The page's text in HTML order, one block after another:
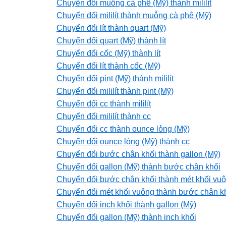
Chuyển đổi muỗng cà phê (Mỹ) thành mililít
Chuyển đổi mililít thành muỗng cà phê (Mỹ)
Chuyển đổi lít thành quart (Mỹ)
Chuyển đổi quart (Mỹ) thành lít
Chuyển đổi cốc (Mỹ) thành lít
Chuyển đổi lít thành cốc (Mỹ)
Chuyển đổi pint (Mỹ) thành mililít
Chuyển đổi mililít thành pint (Mỹ)
Chuyển đổi cc thành mililít
Chuyển đổi mililít thành cc
Chuyển đổi cc thành ounce lỏng (Mỹ)
Chuyển đổi ounce lỏng (Mỹ) thành cc
Chuyển đổi bước chân khối thành gallon (Mỹ)
Chuyển đổi gallon (Mỹ) thành bước chân khối
Chuyển đổi bước chân khối thành mét khối
Chuyển đổi mét khối vuông thành bước chân
Chuyển đổi inch khối thành gallon (Mỹ)
Chuyển đổi gallon (Mỹ) thành inch khối